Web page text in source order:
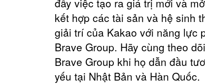
kết hợp các tài sản và hệ sinh
giải trí của Kakao với năng lực
Brave Group. Hãy cùng theo
Brave Group khi họ dẫn đầu
yếu tại Nhật Bản và Hàn Quốc.